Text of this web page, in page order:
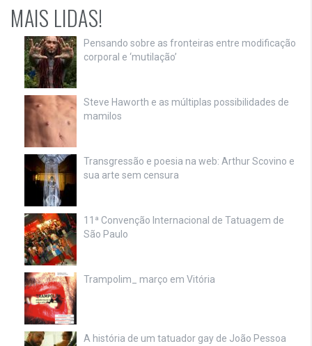
MAIS LIDAS!
Pensando sobre as fronteiras entre modificação
corporal e ‘mutilação’
Steve Haworth e as múltiplas possibilidades de
mamilos
Transgressão e poesia na web: Arthur Scovino e
sua arte sem censura
11ª Convenção Internacional de Tatuagem de
São Paulo
Trampolim_ março em Vitória
A história de um tatuador gay de João Pessoa